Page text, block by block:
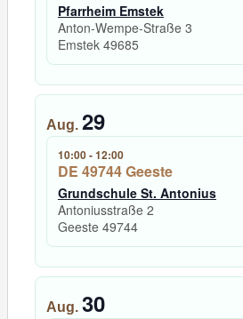
Pfarrheim Emstek
Anton-Wempe-Straße 3
Emstek 49685
Aug. 29
10:00-12:00
DE 49744 Geeste
Grundschule St. Antonius
Antoniusstraße 2
Geeste 49744
Aug. 30